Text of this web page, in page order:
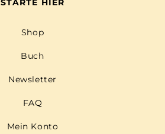
STARTE HIER
Shop
Buch
Newsletter
FAQ
Mein Konto